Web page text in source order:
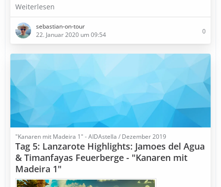
Weiterlesen
sebastian-on-tour
22. Januar 2020 um 09:54
0
"Kanaren mit Madeira 1" - AIDAstella / Dezember 2019
Tag 5: Lanzarote Highlights: Jamoes del Agua
& Timanfayas Feuerberge - "Kanaren mit
Madeira 1"